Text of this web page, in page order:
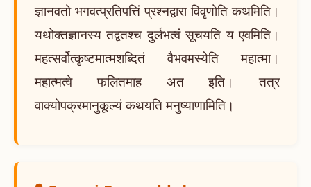
ज्ञानवतो भगवत्प्रतिपत्तिं प्रश्नद्वारा विवृणोति कथमिति।
यथोक्तज्ञानस्य तद्वतश्च दुर्लभत्वं सूचयति य एवमिति।
महत्सर्वोत्कृष्टमात्मशब्दितं वैभवमस्येति महात्मा।
महात्मत्वे फलितमाह अत इति। तत्र
वाक्योपक्रमानुकूल्यं कथयति मनुष्याणामिति।